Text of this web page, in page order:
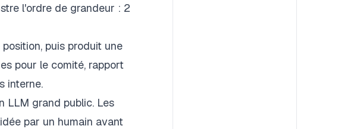
l'ordre de grandeur : 2
puis produit une
pour le comité, rapport
interne.
LLM grand public. Les
par un humain avant